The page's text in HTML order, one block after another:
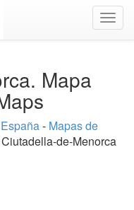
Mapa
- Mapas de
de-Menorca